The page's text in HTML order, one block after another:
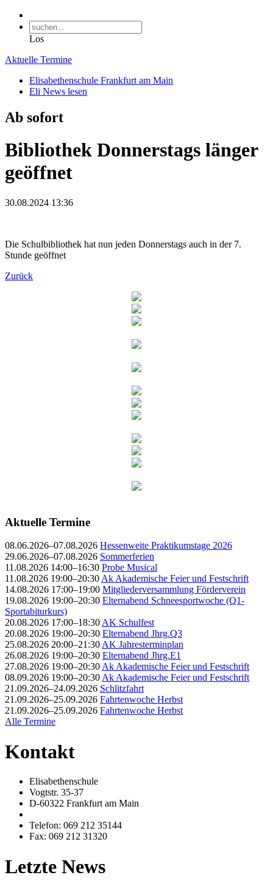
Los
Aktuelle Termine
Elisabethenschule Frankfurt am Main
Eli News lesen
Ab sofort
Bibliothek Donnerstags länger
geöffnet
30.08.2024 13:36
Die Schulbibliothek hat nun jeden Donnerstags auch in der 7.
Stunde geöffnet
Zurück
Aktuelle Termine
08.06.2026–07.08.2026 Hessenweite Praktikumstage 2026
29.06.2026–07.08.2026 Sommerferien
11.08.2026 14:00–16:30 Probe Musical
11.08.2026 19:00–20:30 Ak Akademische Feier und Festschrift
14.08.2026 17:00–19:00 Mitgliederversammlung Förderverein
19.08.2026 19:00–20:30 Elternabend Schneesportwoche (Q1-
Sportabiturkurs)
20.08.2026 17:00–18:30 AK Schulfest
20.08.2026 19:00–20:30 Elternabend Jhrg.Q3
25.08.2026 20:00–21:30 AK Jahresterminplan
26.08.2026 19:00–20:30 Elternabend Jhrg.E1
27.08.2026 19:00–20:30 Ak Akademische Feier und Festschrift
08.09.2026 19:00–20:30 Ak Akademische Feier und Festschrift
21.09.2026–24.09.2026 Schlitzfahrt
21.09.2026–25.09.2026 Fahrtenwoche Herbst
21.09.2026–25.09.2026 Fahrtenwoche Herbst
Alle Termine
Kontakt
Elisabethenschule
Vogtstr. 35-37
D-60322 Frankfurt am Main
Telefon: 069 212 35144
Fax: 069 212 31320
Letzte News